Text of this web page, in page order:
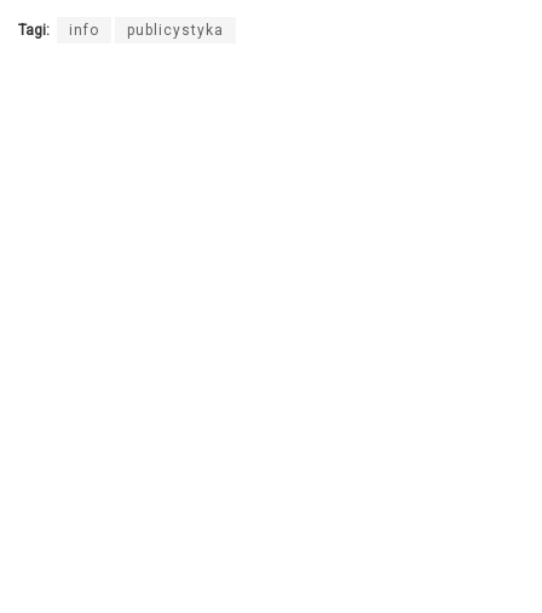
Tagi: info publicystyka